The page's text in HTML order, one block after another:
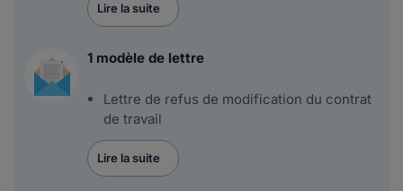
Lire la suite
1 modèle de lettre
Lettre de refus de modification du contrat
de travail
Lire la suite